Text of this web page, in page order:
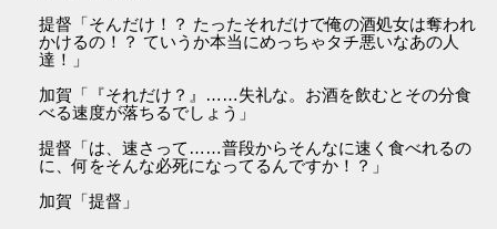
提督「そんだけ！？ たったそれだけで俺の酒処女は奪われ
かけるの！？ ていうか本当にめっちゃタチ悪いなあの人
達！」
加賀「『それだけ？』……失礼な。お酒を飲むとその分食
べる速度が落ちるでしょう」
提督「は、速さって……普段からそんなに速く食べれるの
に、何をそんな必死になってるんですか！？」
加賀「提督」